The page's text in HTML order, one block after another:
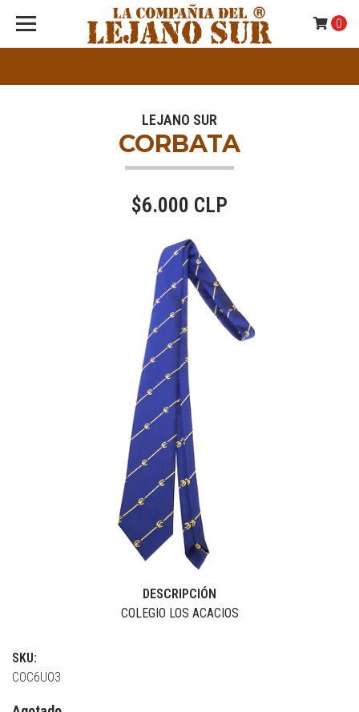
0
LEJANO SUR
CORBATA
$6.000 CLP
DESCRIPCIÓN
COLEGIO LOS ACACIOS
SKU:
COC6UO3